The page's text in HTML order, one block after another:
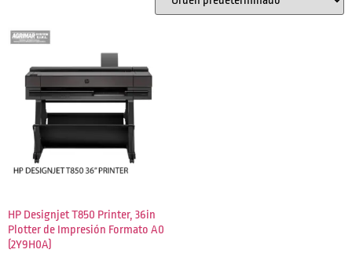
HP Designjet T850 Printer, 36in
Plotter de Impresión Formato A0
(2Y9H0A)